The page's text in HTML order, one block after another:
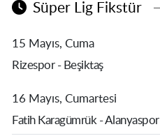
Süper Lig Fikstür
15 Mayıs, Cuma
Rizespor - Beşiktaş
16 Mayıs, Cumartesi
Fatih Karagümrük - Alanyaspor